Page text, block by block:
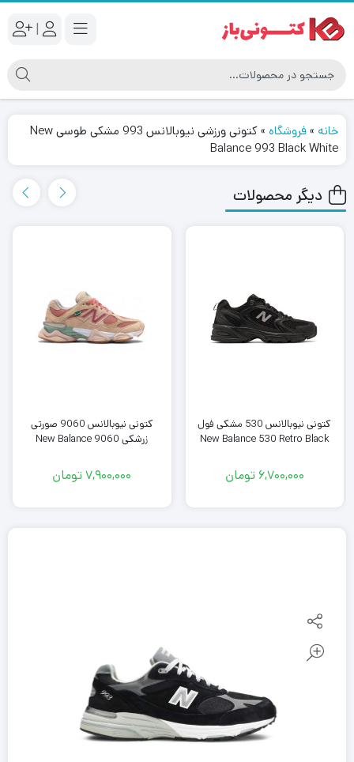
|
خانه »فروشگاه »
کتونی ورزشی نیوبالانس 993 مشکی طوسی New
Balance 993 Black White
دیگر محصولات
کتونی نیوبالانس 530 مشکی فول
New Balance 530 Retro Black
6,700,000 تومان
کتونی نیوبالانس 9060 صورتی
زرشکی New Balance 9060
7,900,000تومان